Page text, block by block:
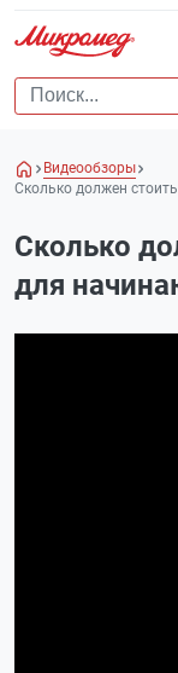
Видеообзоры
Сколько должен
Сколько
для